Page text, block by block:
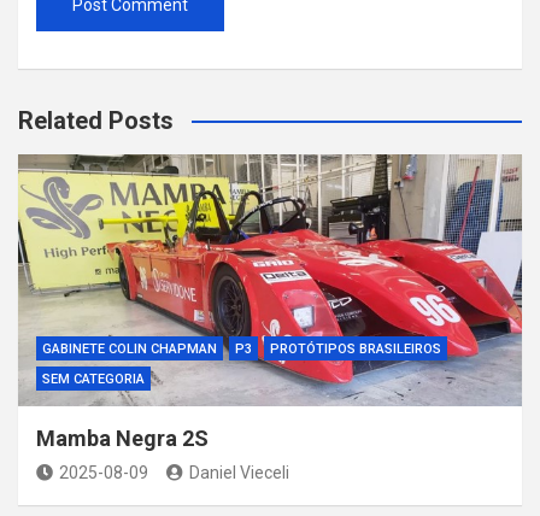
Related Posts
GABINETE COLIN CHAPMAN P3
PROTÓTIPOS BRASILEIROS
SEM CATEGORIA
Mamba Negra 2S
2025-08-09 Daniel Vieceli